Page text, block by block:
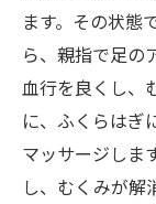
ます。その状態
ら、親指で足の
血行を良くし、
に、ふくらはぎ
マッサージしま
し、むくみが解